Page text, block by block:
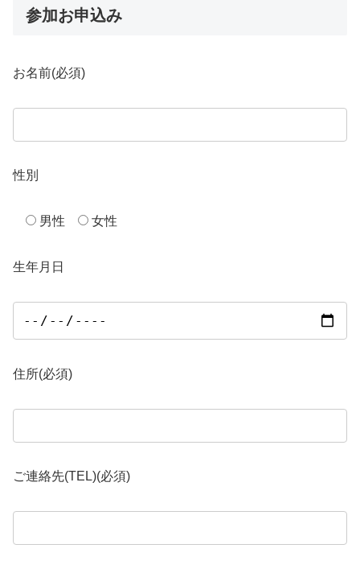
参加お申込み
お名前(必須)
性別
男性 女性
生年月日
住所(必須)
ご連絡先(TEL)(必須)